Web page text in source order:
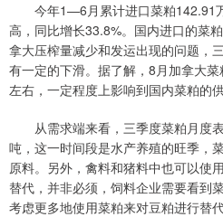
今年1—6月累计进口菜粕142.91
高，同比增长33.8%。国内进口的菜
拿大压榨量减少和发运出现的问题，
有一定的下滑。据了解，8月加拿大
左右，一定程度上影响到国内菜粕的供
从需求端来看，三季度菜粕月度
吨，这一时间段是水产养殖的旺季，
原料。另外，禽料和猪料中也可以使
替代，并非必须，饲料企业需要看到
考虑更多地使用菜粕来对豆粕进行替